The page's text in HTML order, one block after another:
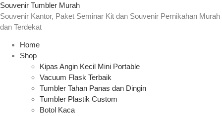
Souvenir Tumbler Murah
Souvenir Kantor, Paket Seminar Kit dan Souvenir Pernikahan Murah
dan Terdekat
Home
Shop
Kipas Angin Kecil Mini Portable
Vacuum Flask Terbaik
Tumbler Tahan Panas dan Dingin
Tumbler Plastik Custom
Botol Kaca